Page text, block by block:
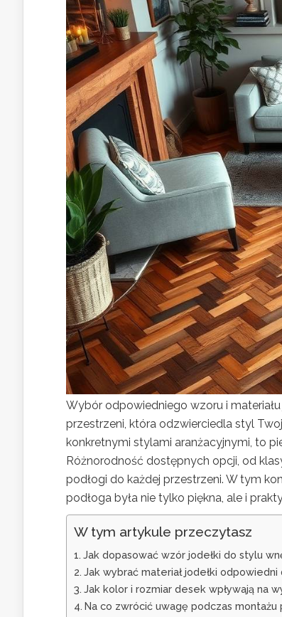
Wybór odpowiedniego wzoru i
przestrzeni, która odzwierciedla styl
konkretnymi stylami aranżacyjnymi, to
Różnorodność dostępnych opcji, od
podłogi do każdej przestrzeni. W tym
podłoga była nie tylko piękna, ale i
W tym artykule przeczytasz
Jak dopasować wzór jodełki do stylu
Jak wybrać materiał jodełki
Jak kolor i rozmiar desek wpływają na
Na co zwrócić uwagę podczas montażu